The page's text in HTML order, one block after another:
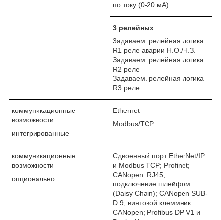
по току (0-20 мА)
3 релейных
3адаваем. релейная логика
R1 реле аварии Н.О./Н.З.
Задаваем. релейная логика
R2 реле
Задаваем. релейная логика
R3 реле
коммуникационные
возможности
интегрированные
Ethernet
Modbus/TCP
коммуникационные
возможности
опционально
Сдвоенный порт EtherNet/IP
и Modbus TCP; Profinet;
CANopen RJ45,
подключение шлейфом
(Daisy Chain); CANopen SUB-
D 9; винтовой клеммник
CANopen; Profibus DP V1 и